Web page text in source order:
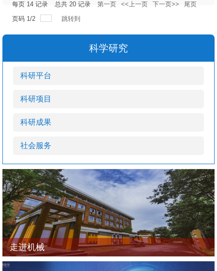
每页 14 记录 总共 20 记录 第一页 <<上一页 下一页>>
尾页
页码 1/2 跳转到
科学研究
科研平台
科研项目
科研成果
社会服务
走进机械